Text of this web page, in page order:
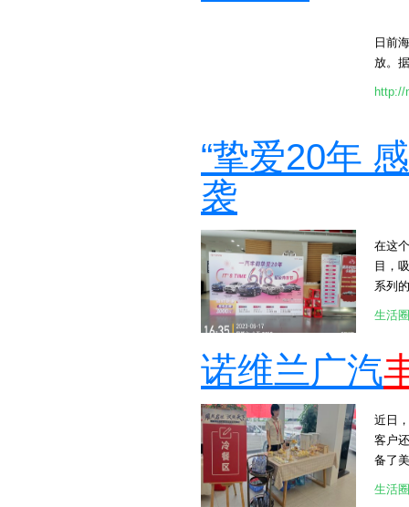
日前
放。
http://
“挚爱20年
袭
在这
目，
系列
用品
的参
大奖
供更
时也
为消
生活圈
诺维兰广汽
近日
客户
备了
意满
生活圈